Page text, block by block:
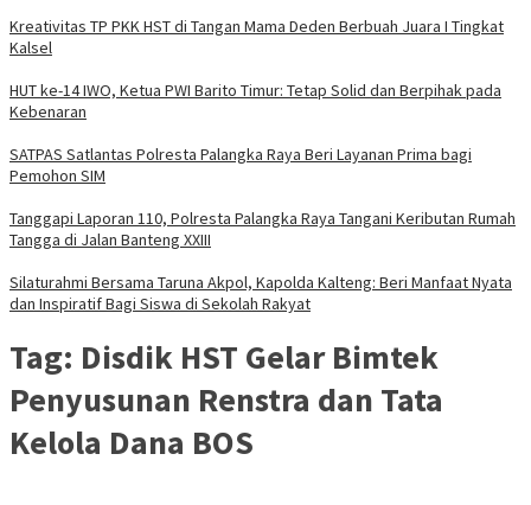
Kreativitas TP PKK HST di Tangan Mama Deden Berbuah Juara I Tingkat
Kalsel
HUT ke-14 IWO, Ketua PWI Barito Timur: Tetap Solid dan Berpihak pada
Kebenaran
SATPAS Satlantas Polresta Palangka Raya Beri Layanan Prima bagi
Pemohon SIM
Tanggapi Laporan 110, Polresta Palangka Raya Tangani Keributan Rumah
Tangga di Jalan Banteng XXIII
Silaturahmi Bersama Taruna Akpol, Kapolda Kalteng: Beri Manfaat Nyata
dan Inspiratif Bagi Siswa di Sekolah Rakyat
Tag: Disdik HST Gelar Bimtek
Penyusunan Renstra dan Tata
Kelola Dana BOS